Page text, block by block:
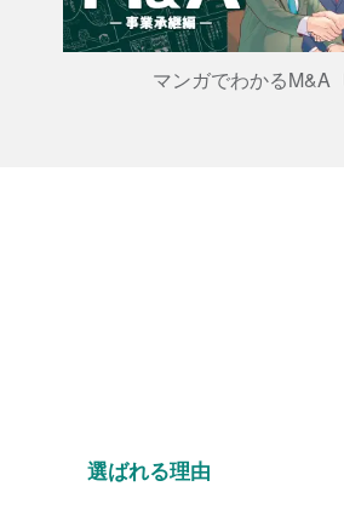
マンガでわかるM&A
選ばれる理由